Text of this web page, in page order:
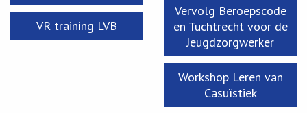
VR training LVB
Vervolg Beroepscode
en Tuchtrecht voor de
Jeugdzorgwerker
Workshop Leren van
Casuïstiek